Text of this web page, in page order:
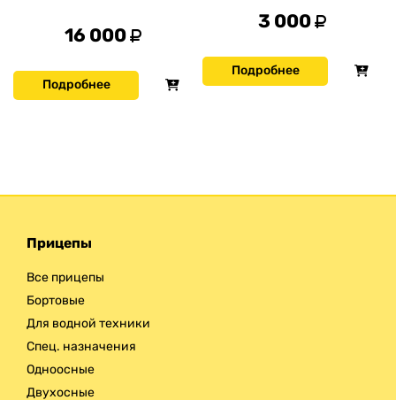
16 000
Подробнее
3 000
Подробнее
Прицепы
Все прицепы
Бортовые
Для водной техники
Спец. назначения
Одноосные
Двухосные